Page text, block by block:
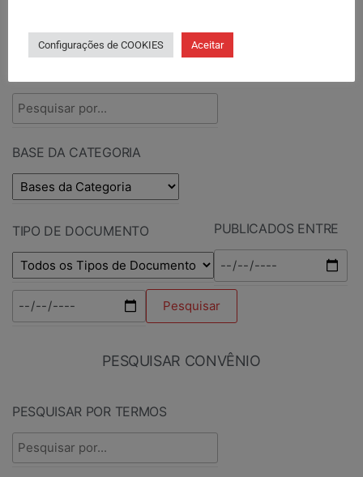
BASE DA CATEGORIA
TIPO DE DOCUMENTO PUBLICADOS ENTRE
PESQUISAR CONVÊNIO
PESQUISAR POR TERMOS
Configurações de COOKIES Aceitar